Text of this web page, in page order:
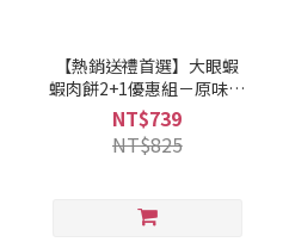
【熱銷送禮首選】大眼蝦
蝦肉餅2+1優惠組－原味鹹
蛋黃蝦餅禮盒140g*2+ 原
味鹹蛋黃蝦餅袋裝70g
NT$739
NT$825